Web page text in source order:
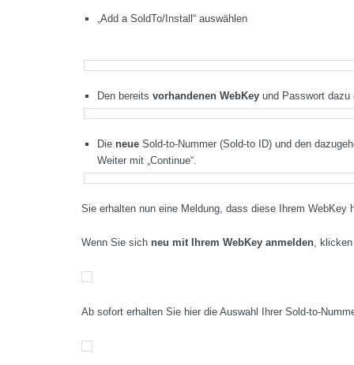
„Add a SoldTo/Install“ auswählen
Den bereits vorhandenen WebKey und Passwort dazu
Die neue Sold-to-Nummer (Sold-to ID) und den
Weiter mit „Continue“.
Sie erhalten nun eine Meldung, dass diese Ihrem WebKey
Wenn Sie sich neu mit Ihrem WebKey anmelden ,
Ab sofort erhalten Sie hier die Auswahl Ihrer Sold-to-